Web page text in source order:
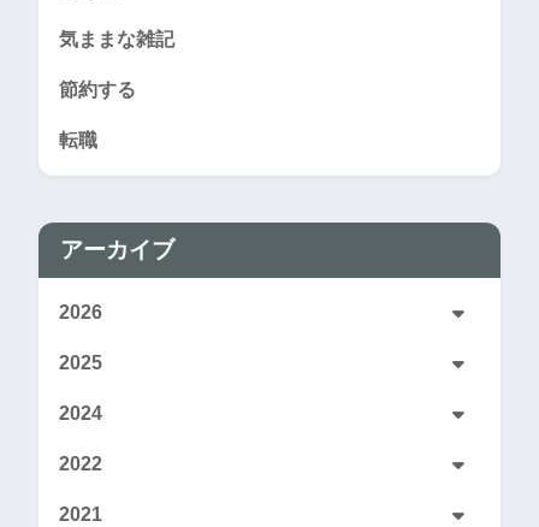
気ままな雑記
節約する
転職
アーカイブ
2026
2025
2024
2022
2021